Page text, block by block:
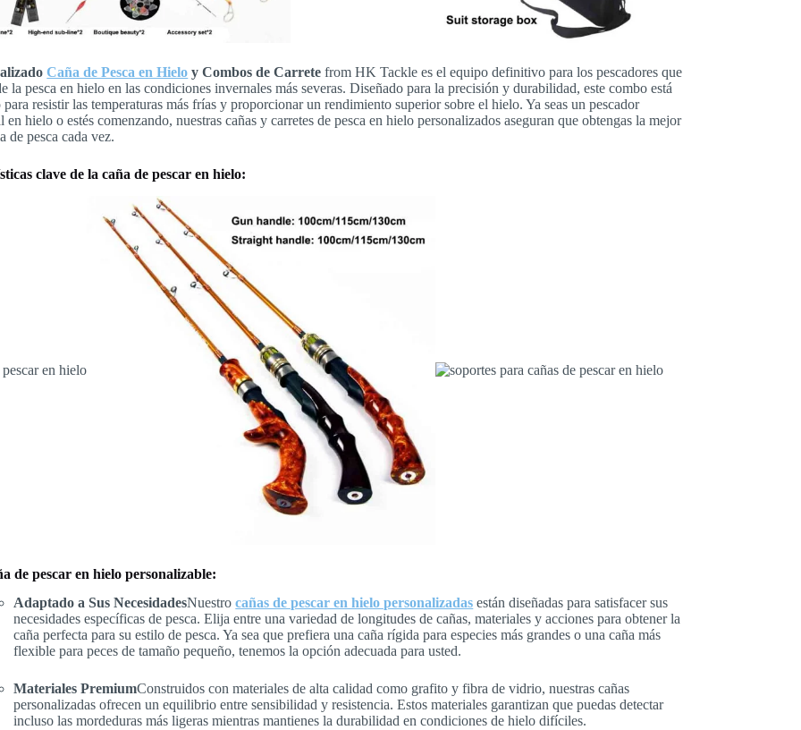
Caña de Pesca en Hielo y Combos de Carrete from HK Tackle es el equipo definitivo para los pescadores que
la pesca en hielo en las condiciones invernales más severas. Diseñado para la precisión y durabilidad, este combo está
resistir las temperaturas más frías y proporcionar un rendimiento superior sobre el hielo. Ya seas un pescador
en hielo o estés comenzando, nuestras cañas y carretes de pesca en hielo personalizados aseguran que obtengas la mejor
de pesca cada vez.
clave de la caña de pescar en hielo:
de pescar en hielo personalizable:
Adaptado a Sus NecesidadesNuestrocañas de pescar en hielo personalizadas están diseñadas para satisfacer sus
necesidades específicas de pesca. Elija entre una variedad de longitudes de cañas, materiales y acciones para obtener la
caña perfecta para su estilo de pesca. Ya sea que prefiera una caña rígida para especies más grandes o una caña más
flexible para peces de tamaño pequeño, tenemos la opción adecuada para usted.
Materiales PremiumConstruidos con materiales de alta calidad como grafito y fibra de vidrio, nuestras cañas
personalizadas ofrecen un equilibrio entre sensibilidad y resistencia. Estos materiales garantizan que puedas detectar
incluso las mordeduras más ligeras mientras mantienes la durabilidad en condiciones de hielo difíciles.